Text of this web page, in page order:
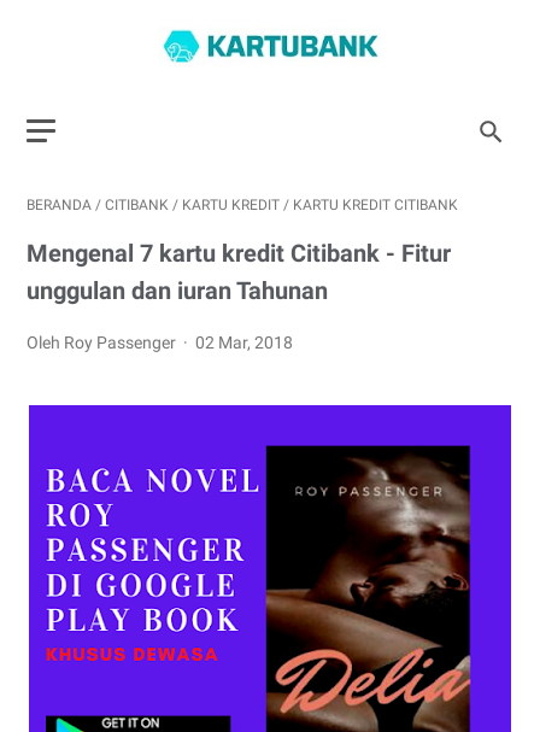
BERANDA / CITIBANK / KARTU KREDIT / KARTU KREDIT CITIBANK
Mengenal 7 kartu kredit Citibank - Fitur
unggulan dan iuran Tahunan
Oleh Roy Passenger 02 Mar, 2018